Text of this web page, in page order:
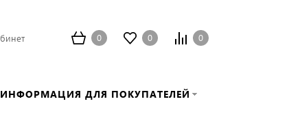
0 0 0
ИНФОРМАЦИЯ ДЛЯ ПОКУПАТЕЛЕЙ